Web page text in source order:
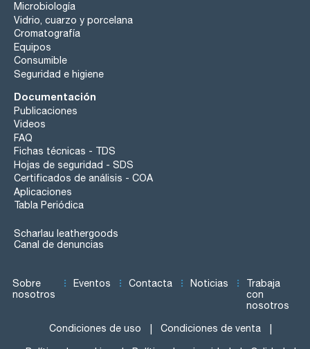
Microbiología
Vidrio, cuarzo y porcelana
Cromatografía
Equipos
Consumible
Seguridad e higiene
Documentación
Publicaciones
Videos
FAQ
Fichas técnicas - TDS
Hojas de seguridad - SDS
Certificados de análisis - COA
Aplicaciones
Tabla Periódica
Scharlau leathergoods
Canal de denuncias
Sobre
nosotros
Eventos Contacta Noticias
Trabaja
con
nosotros
Condiciones de uso Condiciones de venta